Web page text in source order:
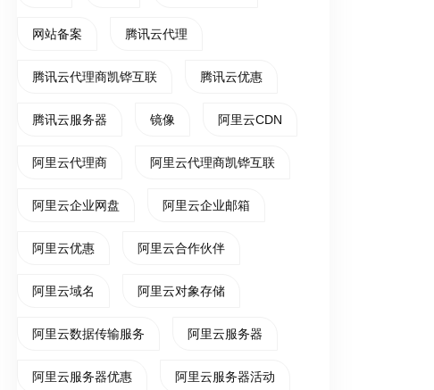
网站备案 腾讯云代理
腾讯云代理商凯铧互联 腾讯云优惠
腾讯云服务器 镜像 阿里云CDN
阿里云代理商 阿里云代理商凯铧互联
阿里云企业网盘 阿里云企业邮箱
阿里云优惠 阿里云合作伙伴
阿里云域名 阿里云对象存储
阿里云数据传输服务 阿里云服务器
阿里云服务器优惠 阿里云服务器活动